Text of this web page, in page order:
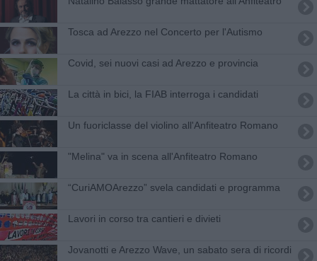
Tosca ad Arezzo nel Concerto per l'Autismo
Covid, sei nuovi casi ad Arezzo e provincia
La città in bici, la FIAB interroga i candidati
Un fuoriclasse del violino all'Anfiteatro Romano
"Melina" va in scena all'Anfiteatro Romano
​“CuriAMOArezzo” svela candidati e programma
​Lavori in corso tra cantieri e divieti
Jovanotti e Arezzo Wave, un sabato sera di ricordi